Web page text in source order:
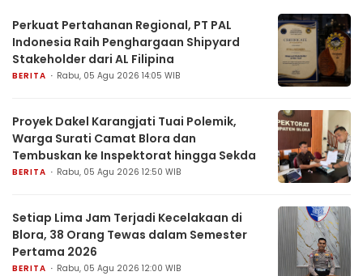
Perkuat Pertahanan Regional, PT PAL
Indonesia Raih Penghargaan Shipyard
Stakeholder dari AL Filipina
BERITA Rabu, 05 Agu 2026 14:05 WIB
Proyek Dakel Karangjati Tuai Polemik,
Warga Surati Camat Blora dan
Tembuskan ke Inspektorat hingga Sekda
BERITA Rabu, 05 Agu 2026 12:50 WIB
Setiap Lima Jam Terjadi Kecelakaan di
Blora, 38 Orang Tewas dalam Semester
Pertama 2026
BERITA Rabu, 05 Agu 2026 12:00 WIB